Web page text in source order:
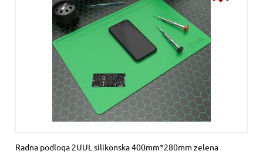
Radna podloga 2UUL silikonska 400mm*280mm zelena